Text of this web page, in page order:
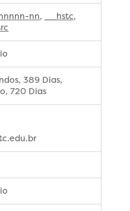
nn,__hstc,
389 Dias,
720 Dias